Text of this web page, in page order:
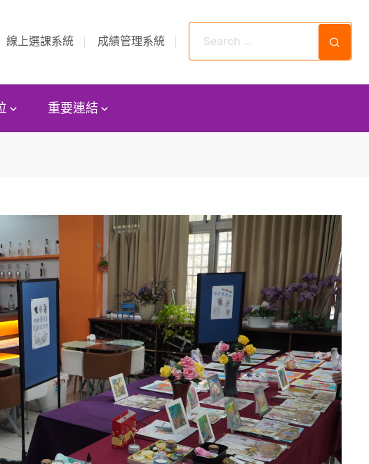
線上選課系統 成績管理系統
重要連結